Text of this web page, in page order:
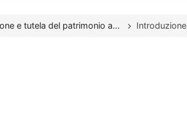
e tutela del patrimonio a... Introduzione